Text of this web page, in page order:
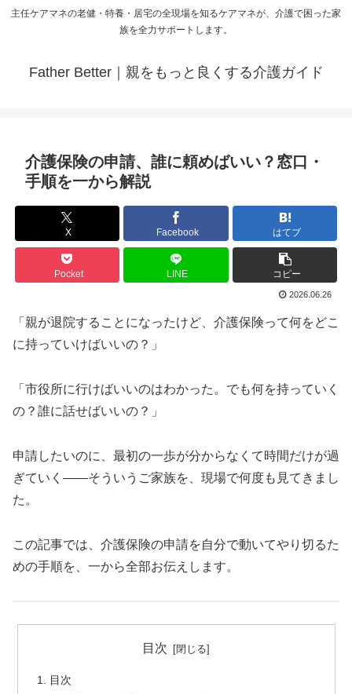
主任ケアマネの老健・特養・居宅の全現場を知るケアマネが、介護で困った家
族を全力サポートします。
Father Better｜親をもっと良くする介護ガイド
介護保険の申請、誰に頼めばいい？窓口・
手順を一から解説
X Facebook はてブ
Pocket LINE コピー
2026.06.26
「親が退院することになったけど、介護保険って何をどこ
に持っていけばいいの？」
「市役所に行けばいいのはわかった。でも何を持っていく
の？誰に話せばいいの？」
申請したいのに、最初の一歩が分からなくて時間だけが過
ぎていく——そういうご家族を、現場で何度も見てきまし
た。
この記事では、介護保険の申請を自分で動いてやり切るた
めの手順を、一から全部お伝えします。
目次
目次